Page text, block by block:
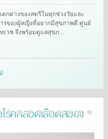
ตกต่างของสตรีในทุกช่วงวัยและ
รของผู้หญิงที่อยากมีสุขภาพดี ศูนย์
เวช จึงพร้อมดูแลสุขภ...
รคหลอดเลือดสมอง